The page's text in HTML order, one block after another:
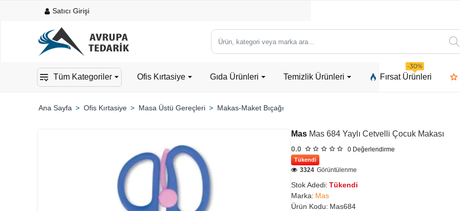
Satıcı Girişi
Ürün,
kategori
marka
Tüm Kategoriler Ofis Kırtasiye Gıda Ürünleri Temizlik Ürünleri Fırsat Ürünleri
-30%
Ofis Kırtasiye Masa Üstü Gereçleri Makas-Maket Bıçağı
Mas Mas 684 Yaylı Cetvelli Çocuk Makası
0.0 0 Değerlendirme
Tükendi
Stok Adedi: Tükendi
Marka: Mas
Ürün Kodu: Mas684
3324 Görüntülenme